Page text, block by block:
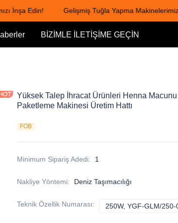
İnşa Edin! Gelişmiş Tuğla Yapma Makinelerimizle
Gelişmiş Tuğla Yapma
BİZİMLE İLETİŞİME GEÇİN
Yüksek Talep İhracat Ürünleri Henna
Paketleme Makinesi Üretim Hattı
FOB
Minimum Sipariş Adedi: 1
Nakliye Yöntemi: Deniz Taşımacılığı
Teknik Özellik Numarası: 250W, YGF-GLM/250-